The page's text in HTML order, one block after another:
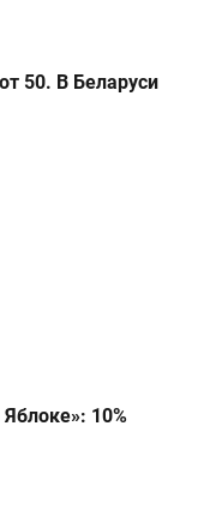
50. В Беларуси
10%